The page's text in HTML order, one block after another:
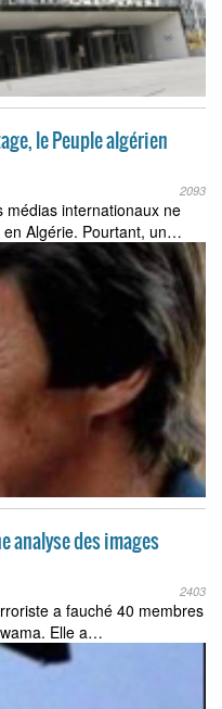
le Peuple algérien
2093
médias internationaux ne
Algérie. Pourtant, un…
analyse des images
2403
a fauché 40 membres
Elle a…